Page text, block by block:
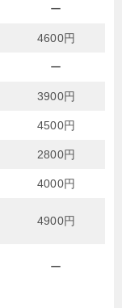
ー
4600円
ー
3900円
4500円
2800円
4000円
4900円
ー